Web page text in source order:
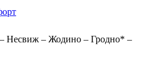
Несвиж – Жодино – Гродно* –